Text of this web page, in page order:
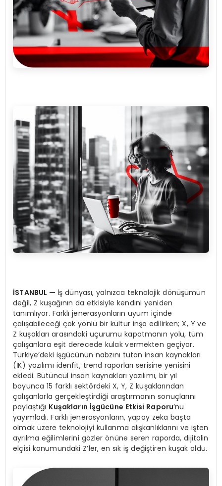
İSTANBUL — İş dünyası, yalnızca teknolojik dönüşümün
değil, Z kuşağının da etkisiyle kendini yeniden
tanımlıyor. Farklı jenerasyonların uyum içinde
çalışabileceği çok yönlü bir kültür inşa edilirken; X, Y ve
Z kuşakları arasındaki uçurumu kapatmanın yolu, tüm
çalışanlara eşit derecede kulak vermekten geçiyor.
Türkiye’deki işgücünün nabzını tutan insan kaynakları
(İK) yazılımı idenfit, trend raporları serisine yenisini
ekledi. Bütüncül insan kaynakları yazılımı, bir yıl
boyunca 15 farklı sektördeki X, Y, Z kuşaklarından
çalışanlarla gerçekleştirdiği araştırmanın sonuçlarını
paylaştığı Kuşakların İşgücüne Etkisi Raporu’nu
yayımladı. Farklı jenerasyonların, yapay zeka başta
olmak üzere teknolojiyi kullanma alışkanlıklarını ve işten
ayrılma eğilimlerini gözler önüne seren raporda, dijitalin
elçisi konumundaki Z’ler, en sık iş değiştiren kuşak oldu.